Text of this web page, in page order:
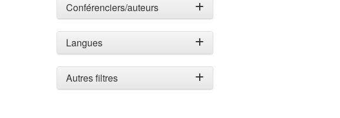
Conférenciers/auteurs
Langues
Autres filtres